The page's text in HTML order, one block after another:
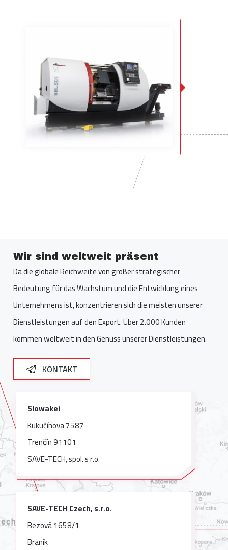
Wir sind weltweit präsent
Da die globale Reichweite von großer strategischer
Bedeutung für das Wachstum und die Entwicklung eines
Unternehmens ist, konzentrieren sich die meisten unserer
Dienstleistungen auf den Export. Über 2.000 Kunden
kommen weltweit in den Genuss unserer Dienstleistungen.
KONTAKT
Slowakei
Kukučínova 7587
Trenčín 91101
SAVE-TECH, spol. s r.o.
SAVE-TECH Czech, s.r.o.
Bezová 1658/1
Braník